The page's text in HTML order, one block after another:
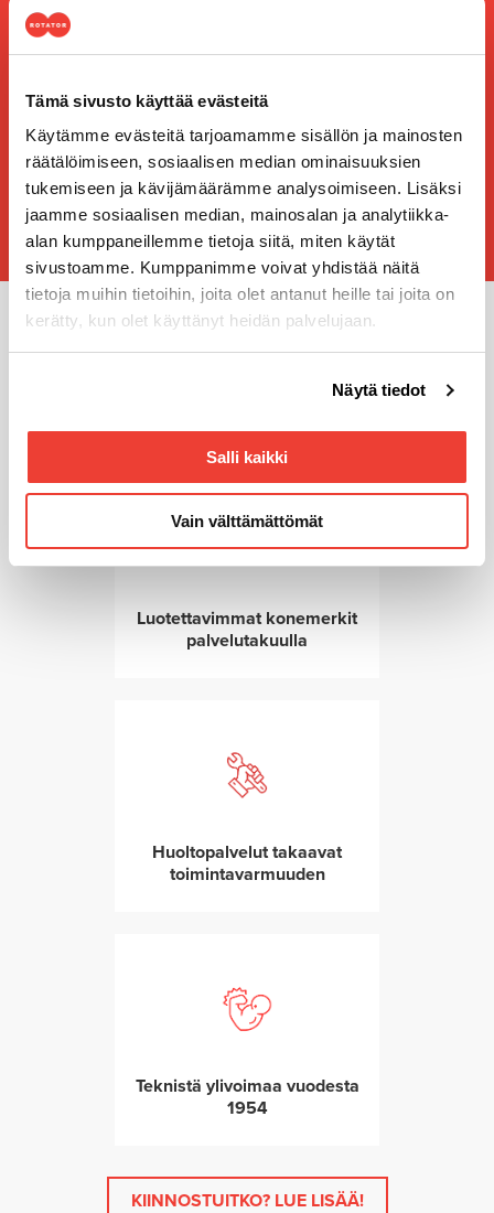
Tämä sivusto käyttää evästeitä
Käytämme evästeitä tarjoamamme sisällön ja mainosten
räätälöimiseen, sosiaalisen median ominaisuuksien
tukemiseen ja kävijämäärämme analysoimiseen. Lisäksi
jaamme sosiaalisen median, mainosalan ja analytiikka-
alan kumppaneillemme tietoja siitä, miten käytät
sivustoamme. Kumppanimme voivat yhdistää näitä
tietoja muihin tietoihin, joita olet antanut heille tai joita on
kerätty, kun olet käyttänyt heidän palvelujaan.
linkistä.
Näytä tiedot
Salli kaikki
Vain välttämättömät
HAKU
Miksi valita Rotator?
Olemme maailman johtavien merkkien asiantuntija ja
Luotettavimmat konemerkit
palvelutakuulla
Huoltopalvelut takaavat
toimintavarmuuden
Teknistä ylivoimaa vuodesta
1954
KIINNOSTUITKO? LUE LISÄÄ!